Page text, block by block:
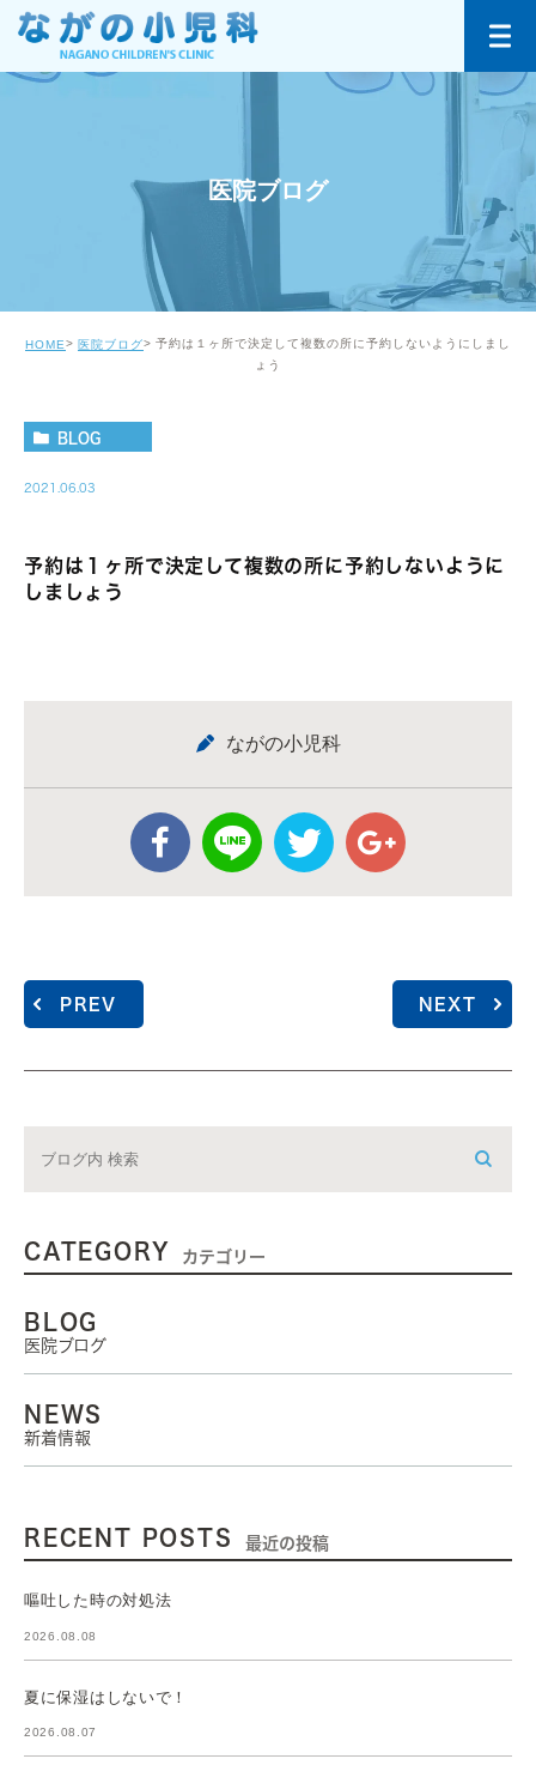
医院ブログ
HOME 医院ブログ
予約は１ヶ所で決定して複数の所に予約しないようにしまし
ょう
BLOG
2021.06.03
予約は１ヶ所で決定して複数の所に予約しないように
しましょう
ながの小児科
PREV NEXT
CATEGORY カテゴリー
BLOG
医院ブログ
NEWS
新着情報
RECENT POSTS 最近の投稿
嘔吐した時の対処法
2026.08.08
夏に保湿はしないで！
2026.08.07